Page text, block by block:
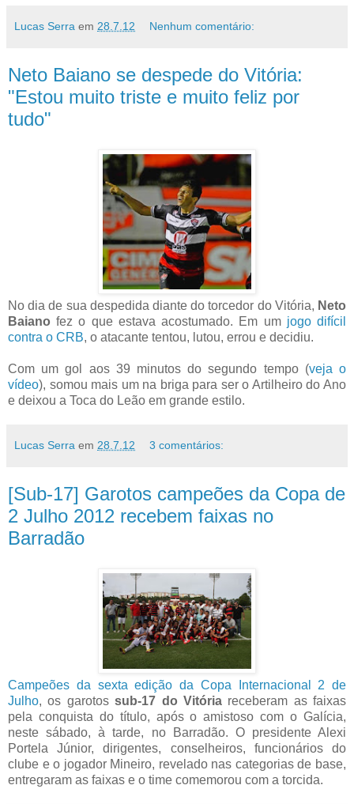
Lucas Serra em 28.7.12 Nenhum comentário:
Neto Baiano se despede do Vitória:
"Estou muito triste e muito feliz por
tudo"
No dia de sua despedida diante do torcedor do Vitória, Neto
Baiano fez o que estava acostumado. Em um jogo difícil
contra o CRB, o atacante tentou, lutou, errou e decidiu.
Com um gol aos 39 minutos do segundo tempo (veja o
vídeo), somou mais um na briga para ser o Artilheiro do Ano
e deixou a Toca do Leão em grande estilo.
Lucas Serra em 28.7.12 3 comentários:
[Sub-17] Garotos campeões da Copa de
2 Julho 2012 recebem faixas no
Barradão
Campeões da sexta edição da Copa Internacional 2 de
Julho, os garotossub-17 do Vitória receberam as faixas
pela conquista do título, após o amistoso com o Galícia,
neste sábado, à tarde, no Barradão. O presidente Alexi
Portela Júnior, dirigentes, conselheiros, funcionários do
clube e o jogador Mineiro, revelado nas categorias de base,
entregaram as faixas e o time comemorou com a torcida.